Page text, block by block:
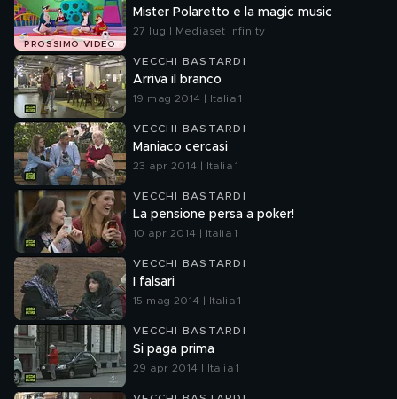
PROSSIMO VIDEO
Mister Polaretto e la magic music
27 lug | Mediaset Infinity
VECCHI BASTARDI
Arriva il branco
19 mag 2014 | Italia 1
VECCHI BASTARDI
Maniaco cercasi
23 apr 2014 | Italia 1
VECCHI BASTARDI
La pensione persa a poker!
10 apr 2014 | Italia 1
VECCHI BASTARDI
I falsari
15 mag 2014 | Italia 1
VECCHI BASTARDI
Si paga prima
29 apr 2014 | Italia 1